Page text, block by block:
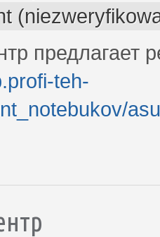
предлагает
teh-